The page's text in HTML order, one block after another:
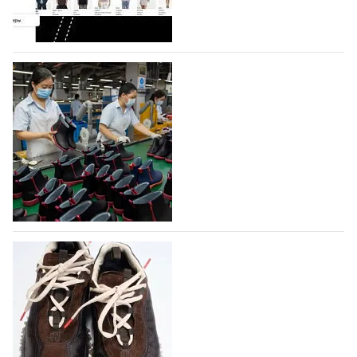
профессиональной обувной компанией,
объединяющей разработку, производство и…
07.08.2026 122
На платформе Lamoda - новый раздел и
условия продвижения локальных
дизайнерских марок
Российский маркетплейс Lamoda решил обновить
раздел для продажи продукции локальных
дизайнерских марок одежды, обуви и аксессуаров.
Бренды также получат маркетинговую…
06.08.2026 407
Объем мирового производства обуви в
2025 году практически не увеличился
В 2025 году мировое производство обуви
практически не изменилось, зафиксировав
незначительный рост на 0,1% до 24,6 млрд пар, -